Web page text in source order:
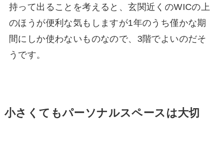
持って出ることを考えると、玄関近くのWICの上
のほうが便利な気もしますが1年のうち僅かな期
間にしか使わないものなので、3階でよいのだそ
うです。
小さくてもパーソナルスペースは大切